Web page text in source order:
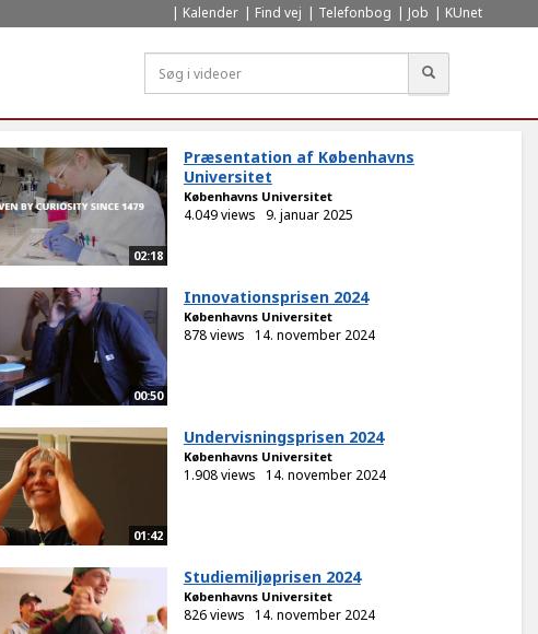
Kalender Find vej Telefonbog Job KUnet
02:18
Præsentation af Københavns
Universitet
Københavns Universitet
4.049 views 9. januar 2025
00:50
Innovationsprisen 2024
Københavns Universitet
878 views 14. november 2024
01:42
Undervisningsprisen 2024
Københavns Universitet
1.908 views 14. november 2024
Studiemiljøprisen 2024
Københavns Universitet
826 views 14. november 2024